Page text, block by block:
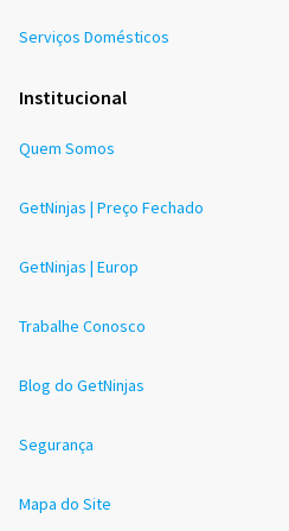
Serviços Domésticos
Institucional
Quem Somos
GetNinjas | Preço Fechado
GetNinjas | Europ
Trabalhe Conosco
Blog do GetNinjas
Segurança
Mapa do Site